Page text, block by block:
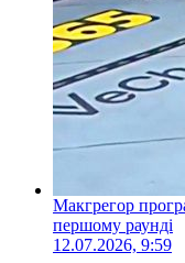
Макгрегор
першому раунді
12.07.2026, 9:59